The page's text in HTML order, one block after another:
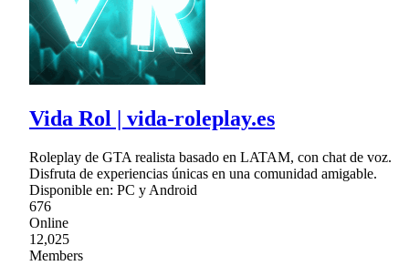
Vida Rol | vida-roleplay.es
Roleplay de GTA realista basado en LATAM, con chat de voz.
Disfruta de experiencias únicas en una comunidad amigable.
Disponible en: PC y Android
676
Online
12,025
Members